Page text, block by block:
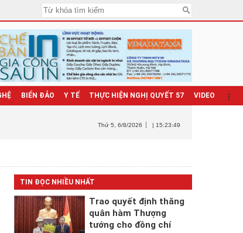
BIỂN ĐẢO Y TẾ THỰC HIỆN NGHỊ QUYẾT 57 VIDEO
Thứ 5 , 6/8/2026 | 15:23:50
TIN ĐỌC NHIỀU NHẤT
Trao quyết định thăng
quân hàm Thượng
tướng cho đồng chí